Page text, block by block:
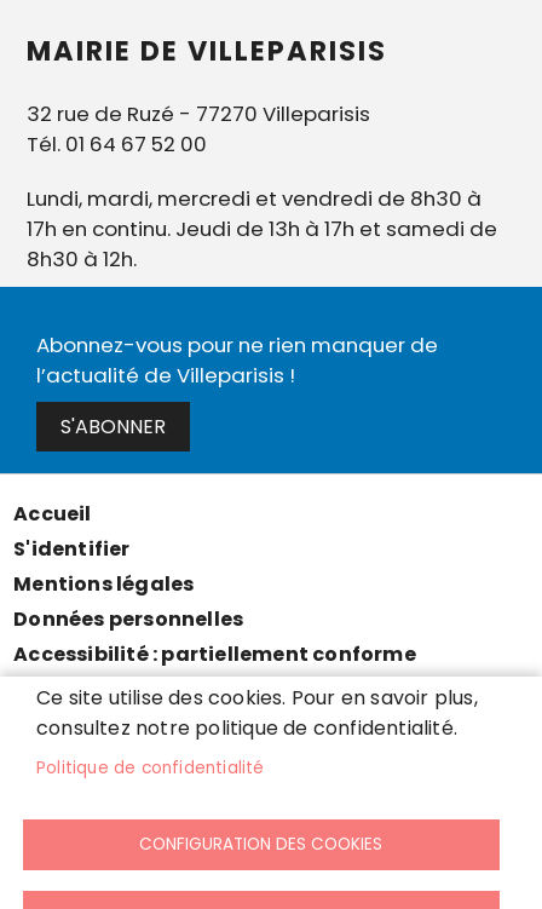
MAIRIE DE VILLEPARISIS
32 rue de Ruzé - 77270 Villeparisis
Tél. 01 64 67 52 00
Lundi, mardi, mercredi et vendredi de 8h30 à
17h en continu. Jeudi de 13h à 17h et samedi de
8h30 à 12h.
Abonnez-vous pour ne rien manquer de
l’actualité de Villeparisis !
S'ABONNER
Menu
Pied
de
page
Accueil
S'identifier
Mentions légales
Données personnelles
Accessibilité : partiellement conforme
Cookies
Contact
Presse
Ce site utilise des cookies. Pour en savoir plus,
consultez notre politique de confidentialité.
Politique de confidentialité
CONFIGURATION DES COOKIES